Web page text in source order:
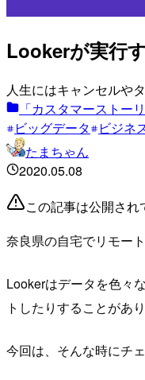
Lookerが実行
人生にはキャンセルや
「カスタマーストー
ビッグデータ
ビジネ
たまちゃん
2020.05.08
この記事は公開され
奈良県の自宅でリモー
Lookerはデータを色々
トしたりすることがあ
今回は、そんな時にチ